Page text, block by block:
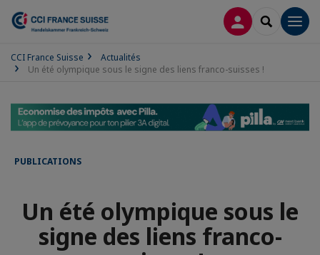
CONNEXION
CCI France Suisse
Actualités
Un été olympique sous le signe des liens franco-suisses !
PUBLICATIONS
Un été olympique sous le
signe des liens franco-